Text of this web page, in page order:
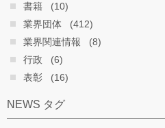
書籍
(10)
業界団体
(412)
業界関連情報
(8)
行政
(6)
表彰
(16)
NEWS タグ